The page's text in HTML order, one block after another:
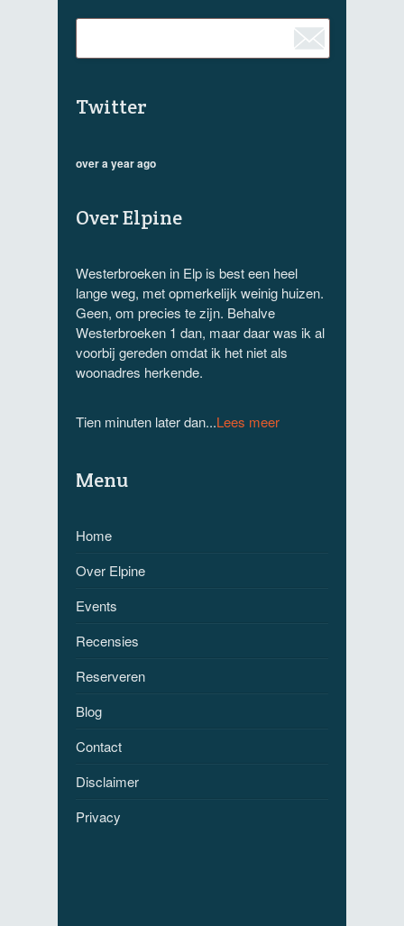
Twitter
over a year ago
Over Elpine
Westerbroeken in Elp is best een heel
lange weg, met opmerkelijk weinig huizen.
Geen, om precies te zijn. Behalve
Westerbroeken 1 dan, maar daar was ik al
voorbij gereden omdat ik het niet als
woonadres herkende.
Tien minuten later dan...Lees meer
Menu
Home
Over Elpine
Events
Recensies
Reserveren
Blog
Contact
Disclaimer
Privacy